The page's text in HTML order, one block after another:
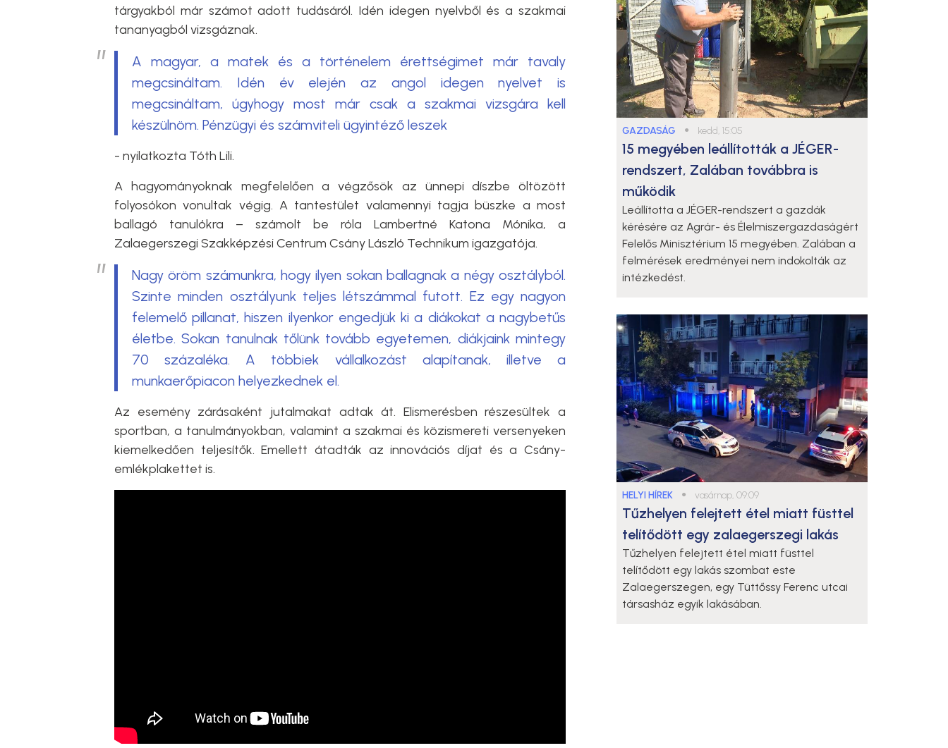
tárgyakból már számot adott tudásáról. Idén idegen nyelvből és a szakmai
tananyagból vizsgáznak.
A magyar, a matek és a történelem érettségimet már tavaly
megcsináltam. Idén év elején az angol idegen nyelvet is
megcsináltam, úgyhogy most már csak a szakmai vizsgára kell
készülnöm. Pénzügyi és számviteli ügyintéző leszek
- nyilatkozta Tóth Lili.
A hagyományoknak megfelelően a végzősök az ünnepi díszbe öltözött
folyosókon vonultak végig. A tantestület valamennyi tagja büszke a most
ballagó tanulókra – számolt be róla Lambertné Katona Mónika, a
Zalaegerszegi Szakképzési Centrum Csány László Technikum igazgatója.
Nagy öröm számunkra, hogy ilyen sokan ballagnak a négy osztályból.
Szinte minden osztályunk teljes létszámmal futott. Ez egy nagyon
felemelő pillanat, hiszen ilyenkor engedjük ki a diákokat a nagybetűs
életbe. Sokan tanulnak tőlünk tovább egyetemen, diákjaink mintegy
70 százaléka. A többiek vállalkozást alapítanak, illetve a
munkaerőpiacon helyezkednek el.
Az esemény zárásaként jutalmakat adtak át. Elismerésben részesültek a
sportban, a tanulmányokban, valamint a szakmai és közismereti versenyeken
kiemelkedően teljesítők. Emellett átadták az innovációs díjat és a Csány-
emlékplakettet is.
GAZDASÁG ● kedd, 15:05
15 megyében leállították a JÉGER-
rendszert, Zalában továbbra is
működik
Leállította a JÉGER-rendszert a gazdák
kérésére az Agrár- és Élelmiszergazdaságért
Felelős Minisztérium 15 megyében. Zalában a
felmérések eredményei nem indokolták az
intézkedést.
HELYI HÍREK ● vasárnap, 09:09
Tűzhelyen felejtett étel miatt füsttel
telítődött egy zalaegerszegi lakás
Tűzhelyen felejtett étel miatt füsttel
telítődött egy lakás szombat este
Zalaegerszegen, egy Tüttőssy Ferenc utcai
társasház egyik lakásában.